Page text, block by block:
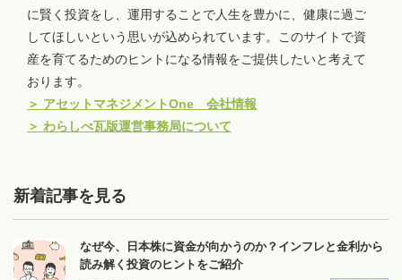
に賢く投資をし、運用することで人生を豊かに、健康に過ご
してほしいという思いが込められています。このサイトで資
産を育てるためのヒントになる情報をご提供したいと考えて
おります。
＞ アセットマネジメントOne 会社情報
＞ わらしべ瓦版運営事務局について
新着記事を見る
なぜ今、日本株に資金が向かうのか？インフレと金利から
読み解く投資のヒントをご紹介